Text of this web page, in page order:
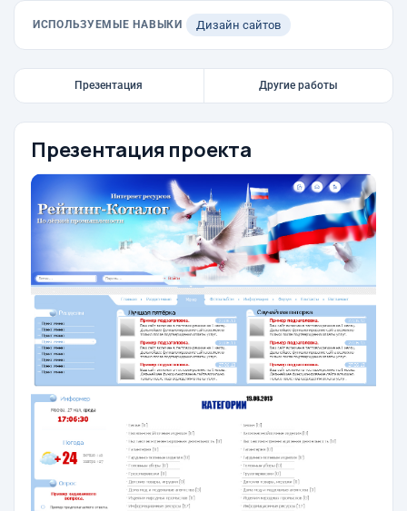
ИСПОЛЬЗУЕМЫЕ НАВЫКИ Дизайн сайтов
Презентация Другие работы
Презентация проекта